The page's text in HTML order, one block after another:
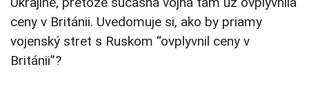
ceny v Británii. Uvedomuje si, ako by priamy
vojenský stret s Ruskom “ovplyvnil ceny v
Británii”?